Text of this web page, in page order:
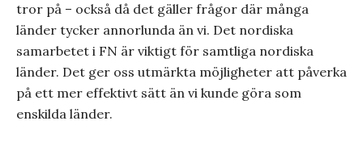
tror på – också då det gäller frågor där många
länder tycker annorlunda än vi. Det nordiska
samarbetet i FN är viktigt för samtliga nordiska
länder. Det ger oss utmärkta möjligheter att påverka
på ett mer effektivt sätt än vi kunde göra som
enskilda länder.